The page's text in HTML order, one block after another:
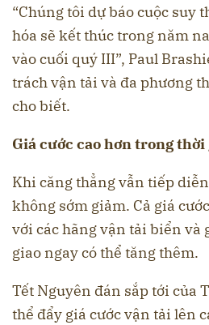
“Chúng tôi dự báo cuộc suy
hóa sẽ kết thúc trong năm
vào cuối quý III”, Paul
trách vận tải và đa phương
cho biết.
Giá cước cao hơn trong
Khi căng thẳng vẫn tiếp
không sớm giảm. Cả giá
với các hãng vận tải biển và
giao ngay có thể tăng thêm.
Tết Nguyên đán sắp tới của
thể đẩy giá cước vận tải lên